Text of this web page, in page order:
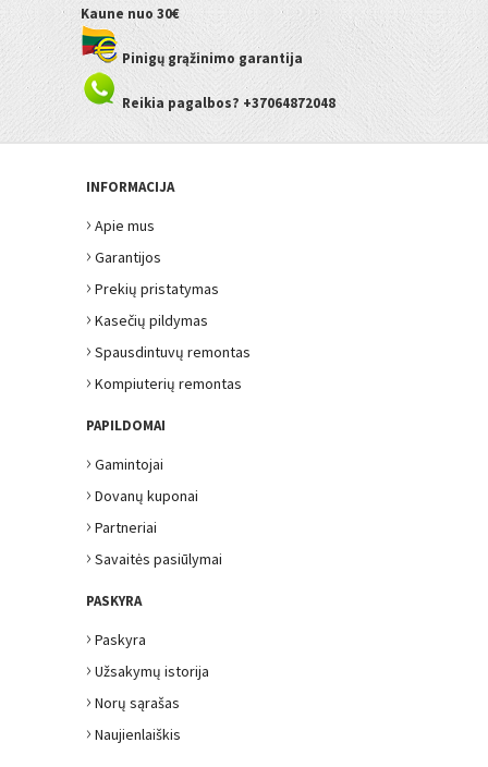
Kaune nuo 30€
Pinigų grąžinimo garantija
Reikia pagalbos? +37064872048
INFORMACIJA
› Apie mus
› Garantijos
› Prekių pristatymas
› Kasečių pildymas
› Spausdintuvų remontas
› Kompiuterių remontas
PAPILDOMAI
› Gamintojai
› Dovanų kuponai
› Partneriai
› Savaitės pasiūlymai
PASKYRA
› Paskyra
› Užsakymų istorija
› Norų sąrašas
› Naujienlaiškis